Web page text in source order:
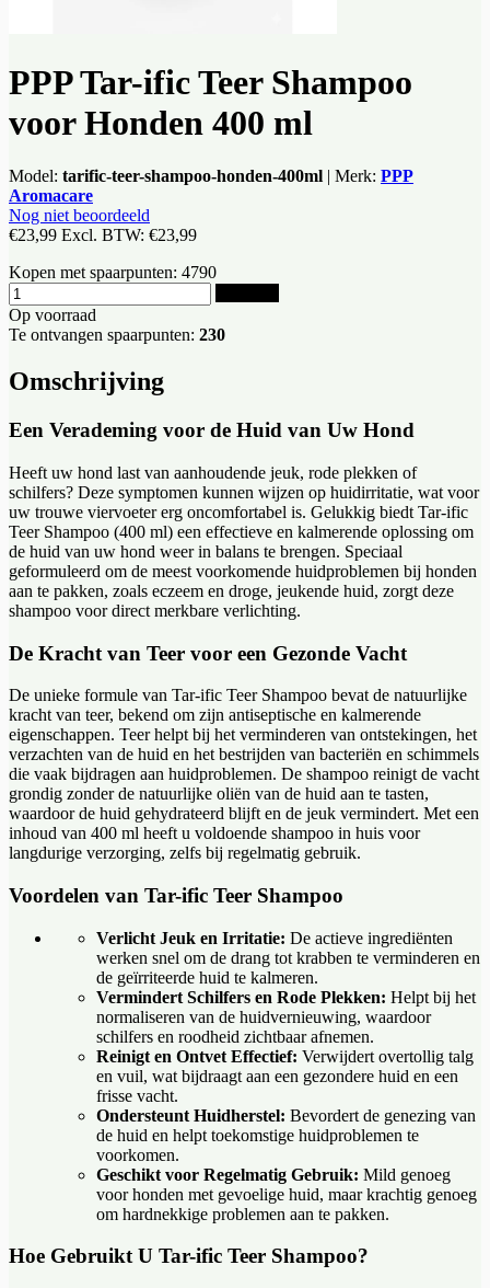
PPP Tar-ific Teer Shampoo
voor Honden 400 ml
Model: tarific-teer-shampoo-honden-400ml | Merk: PPP
Aromacare
Nog niet beoordeeld
€23,99 Excl. BTW: €23,99
Kopen met spaarpunten: 4790
Op voorraad
Te ontvangen spaarpunten: 230
Omschrijving
Een Verademing voor de Huid van Uw Hond
Heeft uw hond last van aanhoudende jeuk, rode plekken of
schilfers? Deze symptomen kunnen wijzen op huidirritatie, wat voor
uw trouwe viervoeter erg oncomfortabel is. Gelukkig biedt Tar-ific
Teer Shampoo (400 ml) een effectieve en kalmerende oplossing om
de huid van uw hond weer in balans te brengen. Speciaal
geformuleerd om de meest voorkomende huidproblemen bij honden
aan te pakken, zoals eczeem en droge, jeukende huid, zorgt deze
shampoo voor direct merkbare verlichting.
De Kracht van Teer voor een Gezonde Vacht
De unieke formule van Tar-ific Teer Shampoo bevat de natuurlijke
kracht van teer, bekend om zijn antiseptische en kalmerende
eigenschappen. Teer helpt bij het verminderen van ontstekingen, het
verzachten van de huid en het bestrijden van bacteriën en schimmels
die vaak bijdragen aan huidproblemen. De shampoo reinigt de vacht
grondig zonder de natuurlijke oliën van de huid aan te tasten,
waardoor de huid gehydrateerd blijft en de jeuk vermindert. Met een
inhoud van 400 ml heeft u voldoende shampoo in huis voor
langdurige verzorging, zelfs bij regelmatig gebruik.
Voordelen van Tar-ific Teer Shampoo
Verlicht Jeuk en Irritatie: De actieve ingrediënten
werken snel om de drang tot krabben te verminderen en
de geïrriteerde huid te kalmeren.
Vermindert Schilfers en Rode Plekken: Helpt bij het
normaliseren van de huidvernieuwing, waardoor
schilfers en roodheid zichtbaar afnemen.
Reinigt en Ontvet Effectief: Verwijdert overtollig talg
en vuil, wat bijdraagt aan een gezondere huid en een
frisse vacht.
Ondersteunt Huidherstel: Bevordert de genezing van
de huid en helpt toekomstige huidproblemen te
voorkomen.
Geschikt voor Regelmatig Gebruik: Mild genoeg
voor honden met gevoelige huid, maar krachtig genoeg
om hardnekkige problemen aan te pakken.
Hoe Gebruikt U Tar-ific Teer Shampoo?